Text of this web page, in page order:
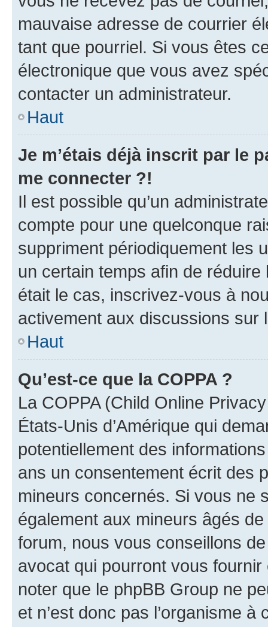
mauvaise adresse de courrier
tant que pourriel. Si vous êtes
électronique que vous avez
contacter un administrateur.
Haut
Je m’étais déjà inscrit par le
me connecter ?!
Il est possible qu’un
compte pour une quelconque
suppriment périodiquement les
un certain temps afin de
était le cas, inscrivez-vous à
activement aux discussions sur
Haut
Qu’est-ce que la COPPA ?
La COPPA (Child Online
États-Unis d’Amérique qui
potentiellement des
ans un consentement écrit des
mineurs concernés. Si vous ne
également aux mineurs âgés
forum, nous vous conseillons
avocat qui pourront vous
noter que le phpBB Group ne
et n’est donc pas l’organisme